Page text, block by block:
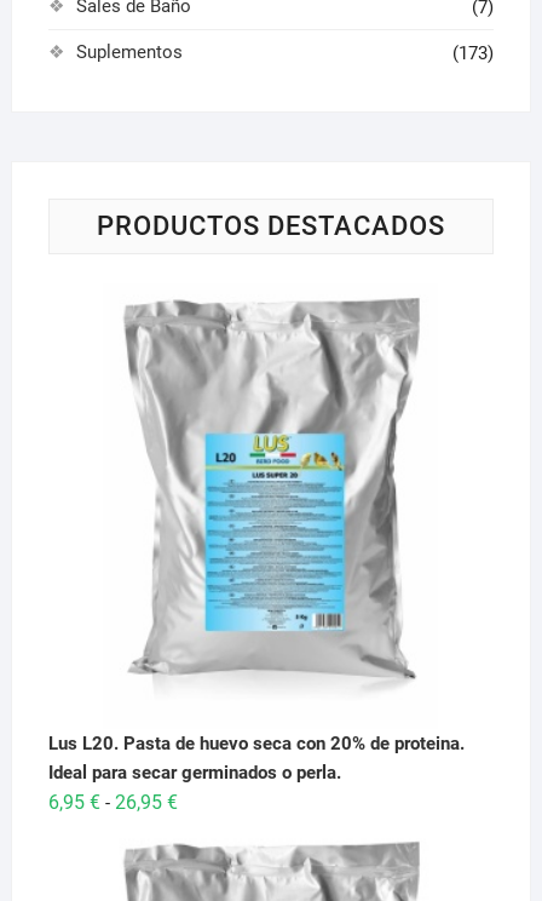
Sales de Baño (7)
Suplementos (173)
PRODUCTOS DESTACADOS
Lus L20. Pasta de huevo seca con 20% de proteina.
Ideal para secar germinados o perla.
6,95 € - 26,95 €Rango
precios:
desde